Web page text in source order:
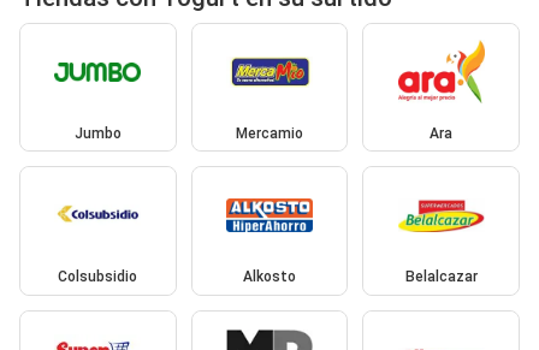
Jumbo Mercamio Ara
Colsubsidio Alkosto Belalcazar